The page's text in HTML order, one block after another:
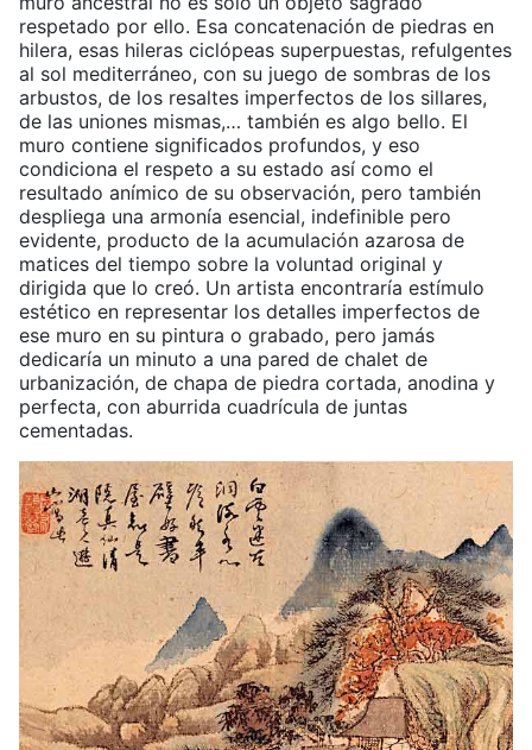
respetado por ello. Esa concatenación de piedras en
hilera, esas hileras ciclópeas superpuestas, refulgentes
al sol mediterráneo, con su juego de sombras de los
arbustos, de los resaltes imperfectos de los sillares,
de las uniones mismas,… también es algo bello. El
muro contiene significados profundos, y eso
condiciona el respeto a su estado así como el
resultado anímico de su observación, pero también
despliega una armonía esencial, indefinible pero
evidente, producto de la acumulación azarosa de
matices del tiempo sobre la voluntad original y
dirigida que lo creó. Un artista encontraría estímulo
estético en representar los detalles imperfectos de
ese muro en su pintura o grabado, pero jamás
dedicaría un minuto a una pared de chalet de
urbanización, de chapa de piedra cortada, anodina y
perfecta, con aburrida cuadrícula de juntas
cementadas.